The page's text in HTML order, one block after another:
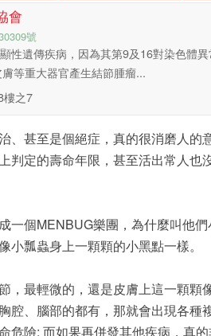
會
號
性遺傳疾病，因為其第9及16對染色體
等重大器官產生結節腫瘤...
樓之7
甚至是個絕症，真的很消磨人的
定的壽命年限，甚至­活出常人也
個MENBUG樂團，為什麼叫他們
小瓢蟲身上一顆顆的小黑點一樣。
最輕微的，還是皮膚上這一顆顆
腔、腦部的都有，那就­會出現各種
險; 而如果再併發其他疾病，真的